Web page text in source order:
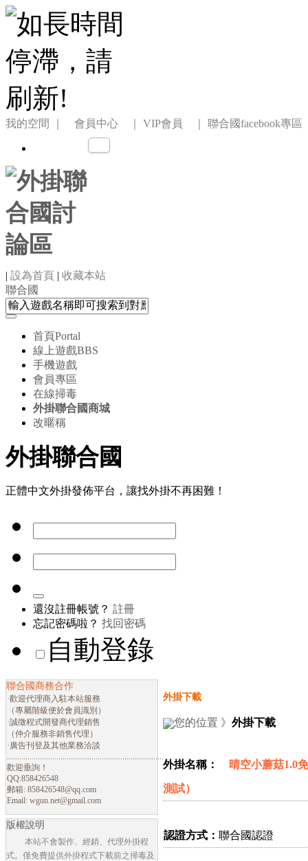
我的空間 ｜ 會員中心 ｜ VIP會員 ｜ 聯合國facebook專區
| 設為首頁 | 收藏本站
聯合國
首頁Portal
線上遊戲BBS
手機遊戲
會員專區
在線掃毒
外掛聯合國商城
改暱稱
外掛聯合國
正體中文外掛發佈平台，讓找外掛不再困難！
還沒註冊帳號？ 註冊
忘記密碼啦？ 找回密碼
自動登錄
聯合國商務合作
·歡迎代理商入駐本站服務
（專屬階級便於會員識別）
·誠徵程式開發商代理銷售
（仲介服務非銷售代理）
·廣告刊登及其他業務洽談
歡迎垂詢！
QQ:858426548
郵箱: 858426548@qq.com
Email: wgun.net@gmail.com
版權說明
本站不會製作、經銷、代理外掛程
式。僅免費提供外掛程式下載前之掃毒及
外掛下載
您的位置 》外掛下載
外掛名稱： 晴空小蘑菇1.0
測試）
認證方式：聯合國認證